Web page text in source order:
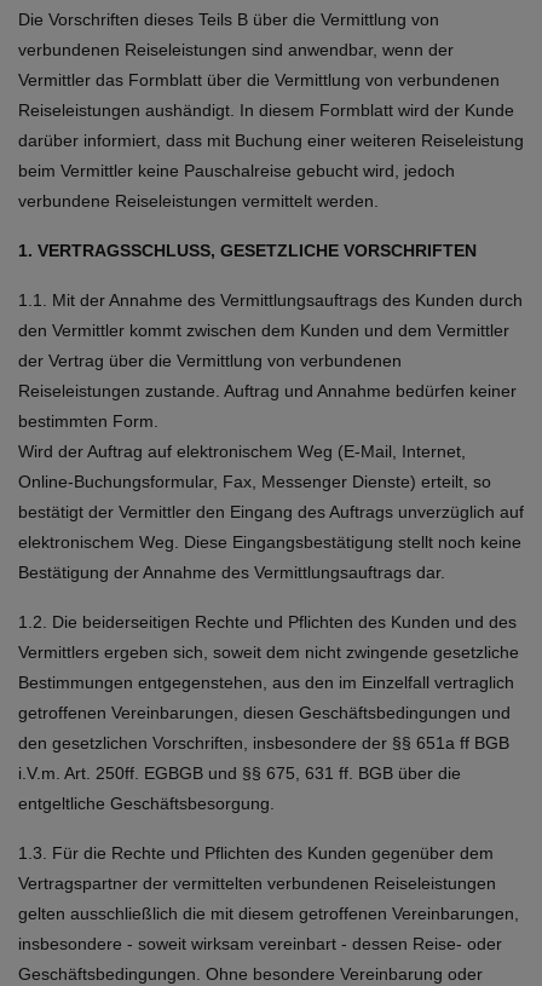
Die Vorschriften dieses Teils B über die Vermittlung von
verbundenen Reiseleistungen sind anwendbar, wenn der
Vermittler das Formblatt über die Vermittlung von verbundenen
Reiseleistungen aushändigt. In diesem Formblatt wird der Kunde
darüber informiert, dass mit Buchung einer weiteren Reiseleistung
beim Vermittler keine Pauschalreise gebucht wird, jedoch
verbundene Reiseleistungen vermittelt werden.
1. VERTRAGSSCHLUSS, GESETZLICHE VORSCHRIFTEN
1.1. Mit der Annahme des Vermittlungsauftrags des Kunden durch
den Vermittler kommt zwischen dem Kunden und dem Vermittler
der Vertrag über die Vermittlung von verbundenen
Reiseleistungen zustande. Auftrag und Annahme bedürfen keiner
bestimmten Form.
Wird der Auftrag auf elektronischem Weg (E-Mail, Internet,
Online-Buchungsformular, Fax, Messenger Dienste) erteilt, so
bestätigt der Vermittler den Eingang des Auftrags unverzüglich auf
elektronischem Weg. Diese Eingangsbestätigung stellt noch keine
Bestätigung der Annahme des Vermittlungsauftrags dar.
1.2. Die beiderseitigen Rechte und Pflichten des Kunden und des
Vermittlers ergeben sich, soweit dem nicht zwingende gesetzliche
Bestimmungen entgegenstehen, aus den im Einzelfall vertraglich
getroffenen Vereinbarungen, diesen Geschäftsbedingungen und
den gesetzlichen Vorschriften, insbesondere der §§ 651a ff BGB
i.V.m. Art. 250ff. EGBGB und §§ 675, 631 ff. BGB über die
entgeltliche Geschäftsbesorgung.
1.3. Für die Rechte und Pflichten des Kunden gegenüber dem
Vertragspartner der vermittelten verbundenen Reiseleistungen
gelten ausschließlich die mit diesem getroffenen Vereinbarungen,
insbesondere - soweit wirksam vereinbart - dessen Reise- oder
Geschäftsbedingungen. Ohne besondere Vereinbarung oder